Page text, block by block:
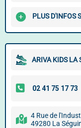
PLUS D'INFOS
ARIVA KIDS LA
4 Rue de
49280 La